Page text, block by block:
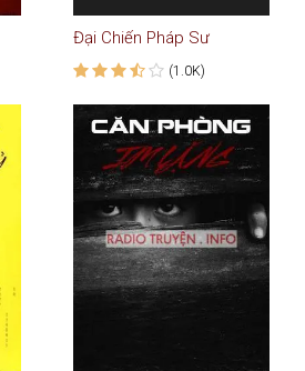
Đại Chiến Pháp Sư
(1.0K)